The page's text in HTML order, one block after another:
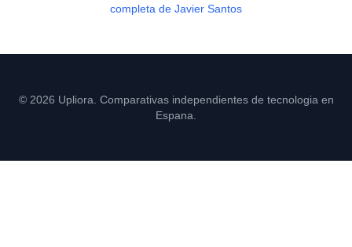
completa de Javier Santos
© 2026 Upliora. Comparativas independientes de tecnologia en
Espana.